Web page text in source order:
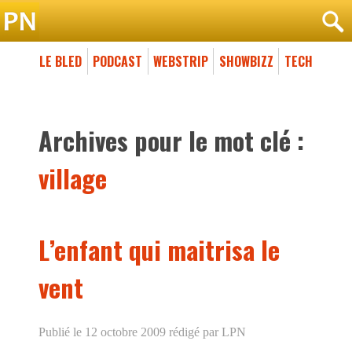
LE BLED PODCAST WEBSTRIP SHOWBIZZ TECH
Archives pour le mot clé :
village
L’enfant qui maitrisa le
vent
Publié le 12 octobre 2009 rédigé par LPN